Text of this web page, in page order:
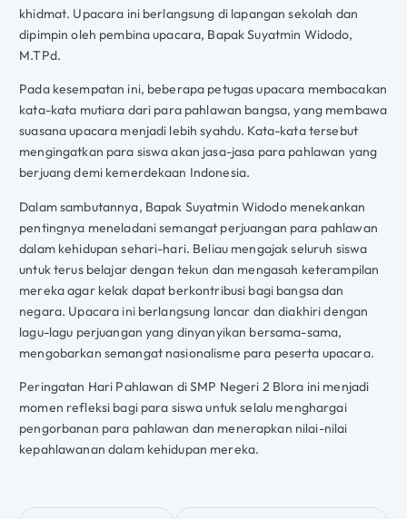
khidmat. Upacara ini berlangsung di lapangan sekolah dan
dipimpin oleh pembina upacara, Bapak Suyatmin Widodo,
M.TPd.
Pada kesempatan ini, beberapa petugas upacara membacakan
kata-kata mutiara dari para pahlawan bangsa, yang membawa
suasana upacara menjadi lebih syahdu. Kata-kata tersebut
mengingatkan para siswa akan jasa-jasa para pahlawan yang
berjuang demi kemerdekaan Indonesia.
Dalam sambutannya, Bapak Suyatmin Widodo menekankan
pentingnya meneladani semangat perjuangan para pahlawan
dalam kehidupan sehari-hari. Beliau mengajak seluruh siswa
untuk terus belajar dengan tekun dan mengasah keterampilan
mereka agar kelak dapat berkontribusi bagi bangsa dan
negara. Upacara ini berlangsung lancar dan diakhiri dengan
lagu-lagu perjuangan yang dinyanyikan bersama-sama,
mengobarkan semangat nasionalisme para peserta upacara.
Peringatan Hari Pahlawan di SMP Negeri 2 Blora ini menjadi
momen refleksi bagi para siswa untuk selalu menghargai
pengorbanan para pahlawan dan menerapkan nilai-nilai
kepahlawanan dalam kehidupan mereka.